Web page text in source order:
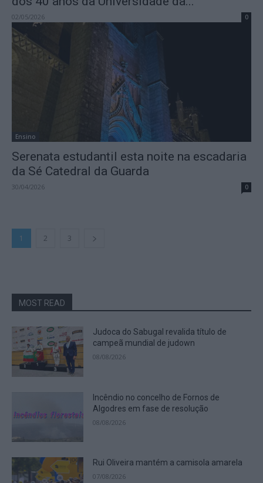
02/05/2026 0
Ensino
Serenata estudantil esta noite na escadaria
da Sé Catedral da Guarda
30/04/2026 0
1 2 3
MOST READ
Judoca do Sabugal revalida título de
campeã mundial de judown
08/08/2026
Incêndio no concelho de Fornos de
Algodres em fase de resolução
08/08/2026
Rui Oliveira mantém a camisola amarela
07/08/2026